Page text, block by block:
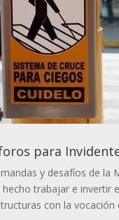
para
y desafíos de la
trabajar e invertir
con la vocación